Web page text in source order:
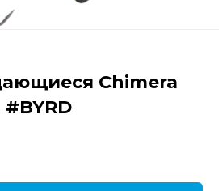
Chimera